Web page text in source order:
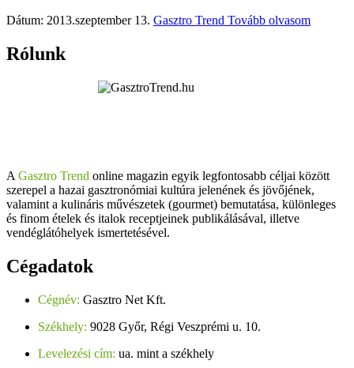
Dátum: 2013.szeptember 13. Gasztro Trend Tovább olvasom
Rólunk
A Gasztro Trend online magazin egyik legfontosabb céljai között
szerepel a hazai gasztronómiai kultúra jelenének és jövőjének,
valamint a kulináris művészetek (gourmet) bemutatása, különleges
és finom ételek és italok receptjeinek publikálásával, illetve
vendéglátóhelyek ismertetésével.
Cégadatok
Cégnév: Gasztro Net Kft.
Székhely: 9028 Győr, Régi Veszprémi u. 10.
Levelezési cím: ua. mint a székhely